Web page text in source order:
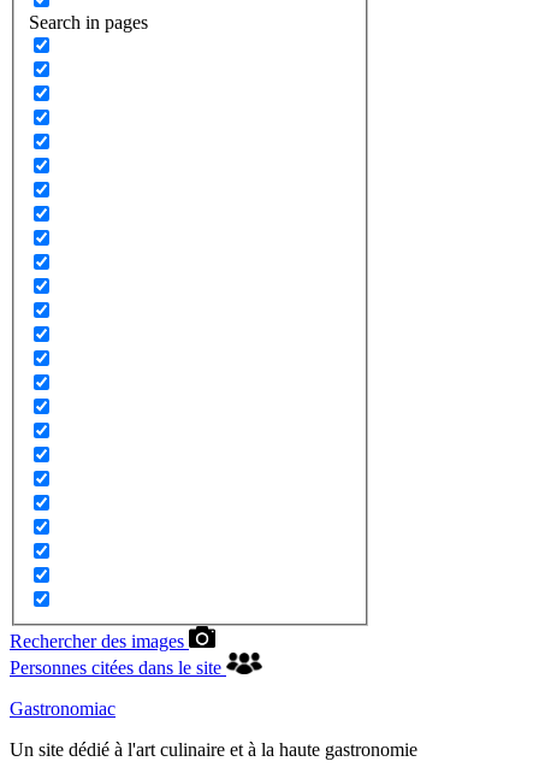
Search in pages
Rechercher des images
Personnes citées dans le site
Gastronomiac
Un site dédié à l'art culinaire et à la haute gastronomie